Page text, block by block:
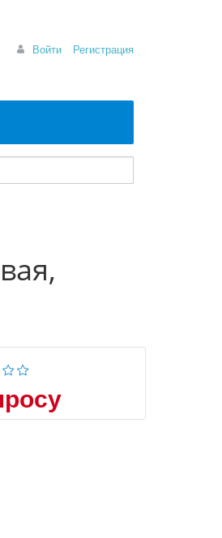
Войти Регистрация